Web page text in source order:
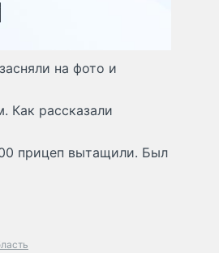
на фото и
Как рассказали
прицеп вытащили. Был